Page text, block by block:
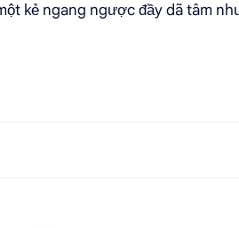
kẻ ngang ngược đầy dã tâm